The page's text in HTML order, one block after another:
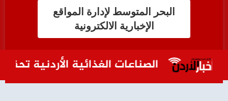
الصناعات الغذائية الأردنية تحقق
البحر المتوسط لإدارة المواقع
الإخبارية الالكترونية